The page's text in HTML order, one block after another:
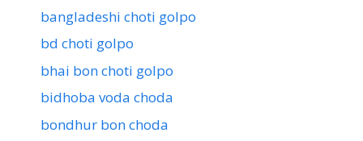
bangladeshi choti golpo
bd choti golpo
bhai bon choti golpo
bidhoba voda choda
bondhur bon choda